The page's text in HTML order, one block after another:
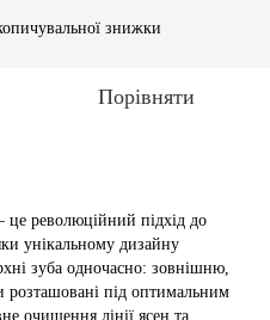
знижки
Порівняти
це революційний підхід до
унікальному дизайну
зуба одночасно: зовнішню,
під оптимальним
очищення лінії ясен та